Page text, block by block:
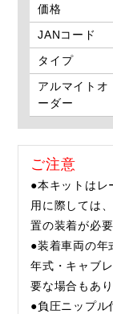
価格
JANコード
タイプ
アルマイトオ
ーダー
ご注意
●本キットはレ
用に際しては
置の装着が必要
●装着車両の年
年式・キャブ
要な場合もあ
●負圧ニップル